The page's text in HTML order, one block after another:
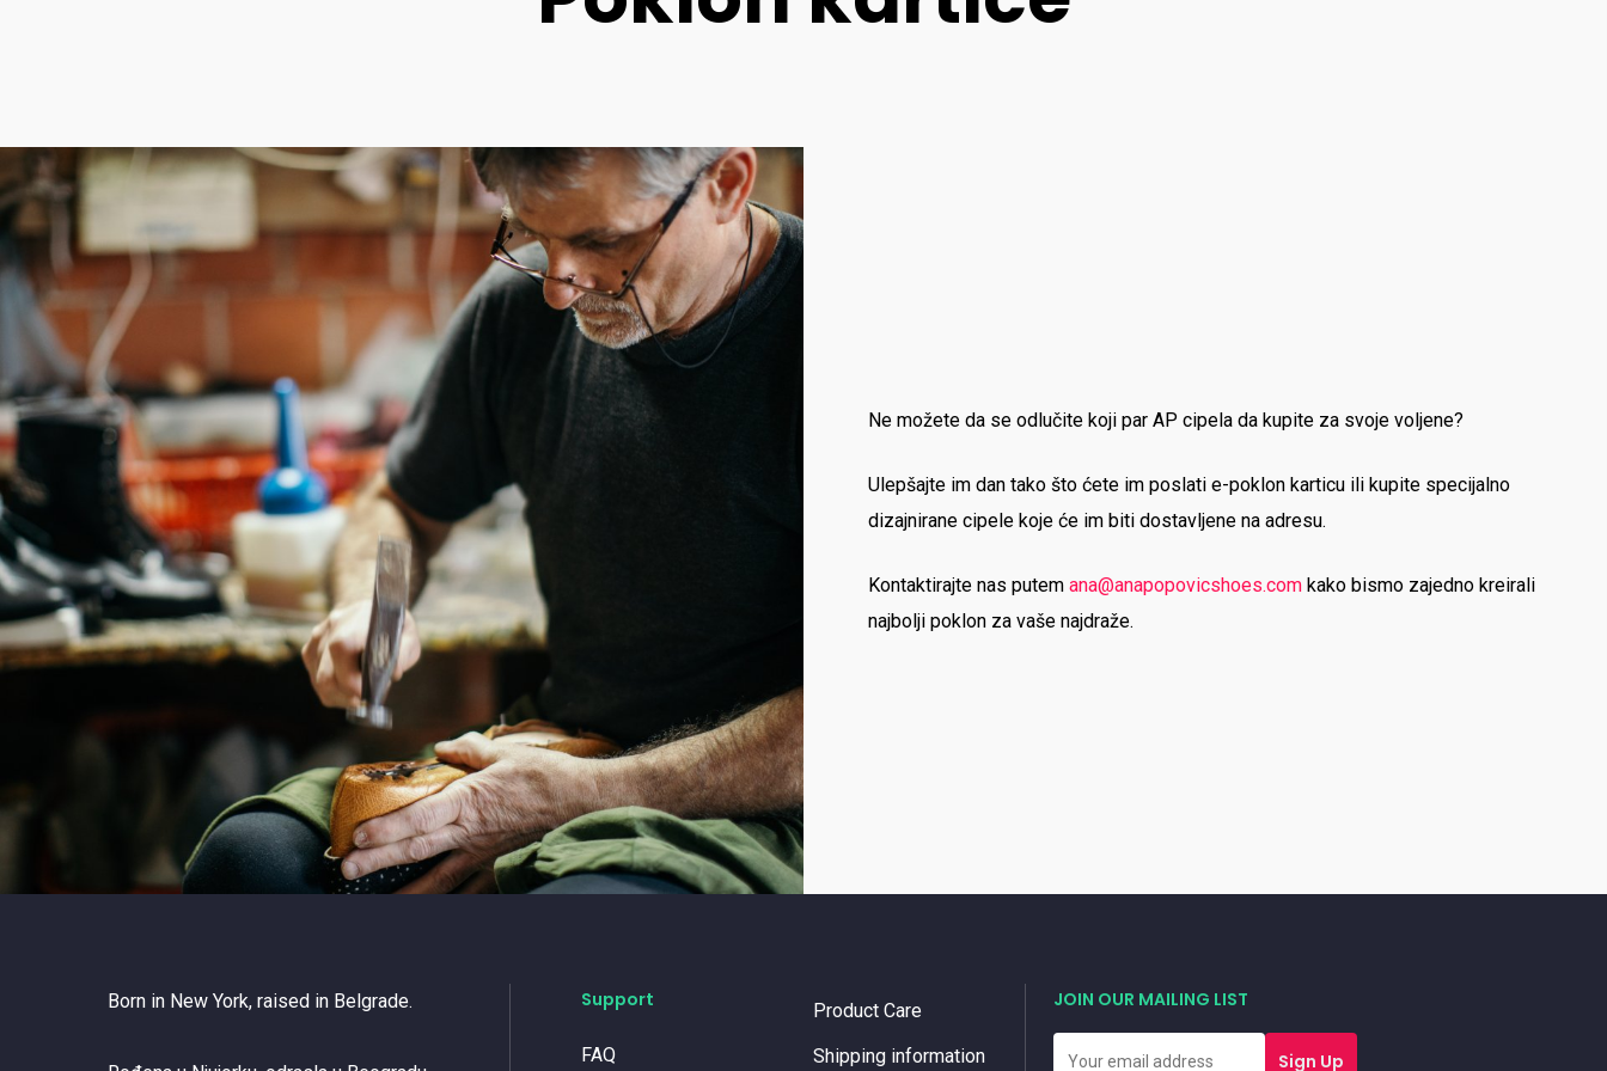
Ne možete da se odlučite koji par AP cipela da kupite za svoje voljene?
Ulepšajte im dan tako što ćete im poslati e-poklon karticu ili kupite specijalno
dizajnirane cipele koje će im biti dostavljene na adresu.
Kontaktirajte nas putem ana@anapopovicshoes.comkako bismo zajedno kreirali
najbolji poklon za vaše najdraže.
Born in New York, raised in Belgrade. Support
FAQ
Product Care
Shipping information
JOIN OUR MAILING LIST